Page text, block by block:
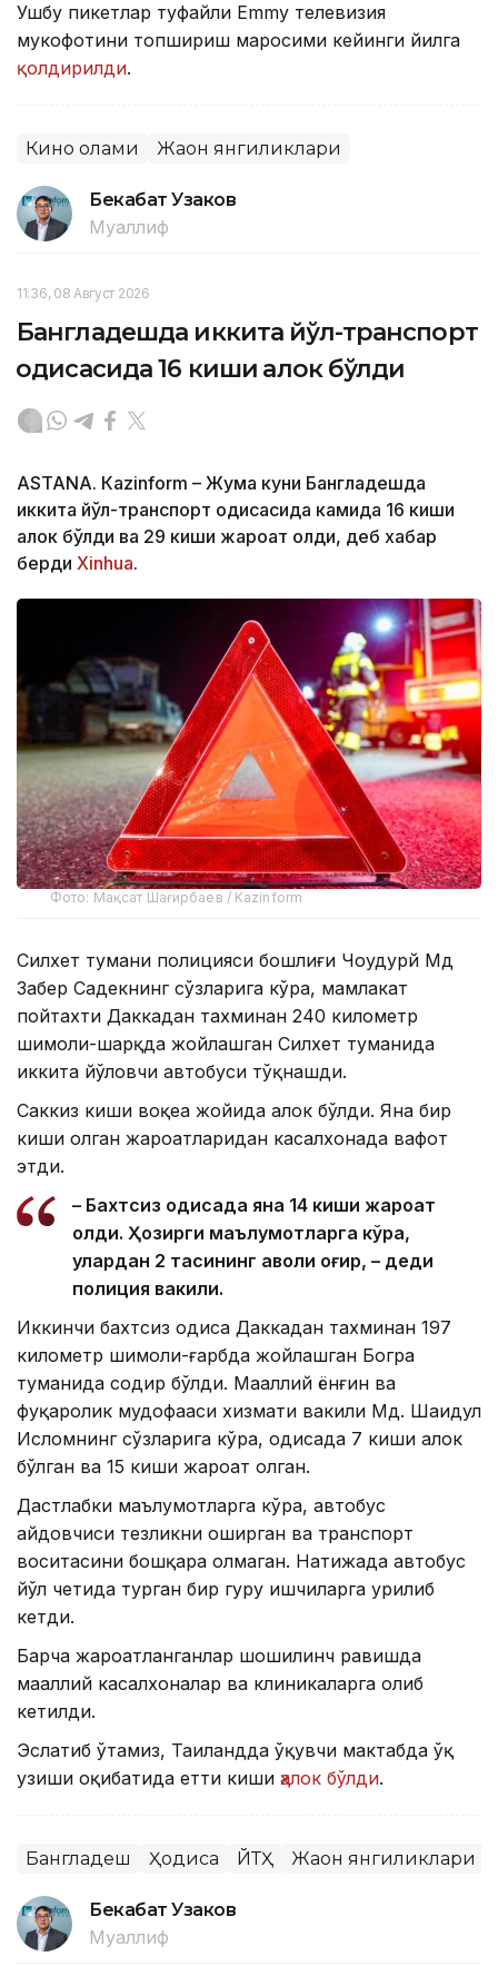
Ушбу пикетлар туфайли Emmy телевизия
мукофотини топшириш маросими кейинги йилга
қолдирилди.
Кино олами Жаҳон янгиликлари
Бекабат Узаков
Муаллиф
11:36, 08 Август 2026
Бангладешда иккита йўл-транспорт
ҳодисасида 16 киши ҳалок бўлди
ASTANА. Кazinform – Жума куни Бангладешда
иккита йўл-транспорт ҳодисасида камида 16 киши
ҳалок бўлди ва 29 киши жароҳат олди, деб хабар
берди Xinhua.
Фото: Мақсат Шағирбаев / Kazinform
Силхет тумани полицияси бошлиғи Чоудҳурй Мд
Забер Садекнинг сўзларига кўра, мамлакат
пойтахти Даккадан тахминан 240 километр
шимоли-шарқда жойлашган Силхет туманида
иккита йўловчи автобуси тўқнашди.
Саккиз киши воқеа жойида ҳалок бўлди. Яна бир
киши олган жароҳатларидан касалхонада вафот
этди.
– Бахтсиз ҳодисада яна 14 киши жароҳат
олди. Ҳозирги маълумотларга кўра,
улардан 2 тасининг аҳволи оғир, – деди
полиция вакили.
Иккинчи бахтсиз ҳодиса Даккадан тахминан 197
километр шимоли-ғарбда жойлашган Богра
туманида содир бўлди. Маҳаллий ёнғин ва
фуқаролик мудофааси хизмати вакили Мд. Шаҳидул
Исломнинг сўзларига кўра, ҳодисада 7 киши ҳалок
бўлган ва 15 киши жароҳат олган.
Дастлабки маълумотларга кўра, автобус
ҳайдовчиси тезликни оширган ва транспорт
воситасини бошқара олмаган. Натижада автобус
йўл четида турган бир гуруҳ ишчиларга урилиб
кетди.
Барча жароҳатланганлар шошилинч равишда
маҳаллий касалхоналар ва клиникаларга олиб
кетилди.
Эслатиб ўтамиз, Таиландда ўқувчи мактабда ўқ
узиши оқибатида етти киши ҳалок бўлди.
Бангладеш Ҳодиса ЙТҲ Жаҳон янгиликлари
Бекабат Узаков
Муаллиф